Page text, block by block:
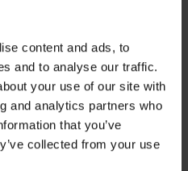
content and ads, to
and to analyse our traffic.
your use of our site with
and analytics partners who
that you’ve
collected from your use